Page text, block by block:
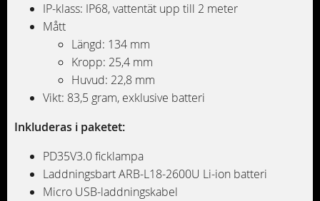
IP-klass: IP68, vattentät upp till 2 meter
Mått
Längd: 134 mm
Kropp: 25,4 mm
Huvud: 22,8 mm
Vikt: 83,5 gram, exklusive batteri
Inkluderas i paketet:
PD35V3.0 ficklampa
Laddningsbart ARB-L18-2600U Li-ion batteri
Micro USB-laddningskabel